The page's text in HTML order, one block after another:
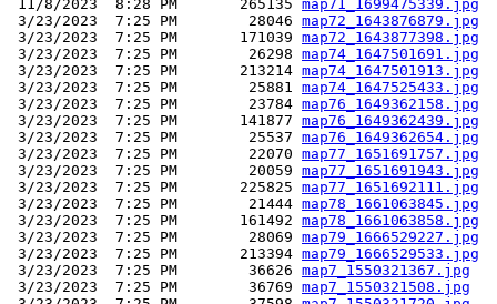
11/8/2023  8:28 PM       265135 map71_1699475339.jpg
3/23/2023  7:25 PM        28046 map72_1643876879.jpg
3/23/2023  7:25 PM       171039 map72_1643877398.jpg
3/23/2023  7:25 PM        26298 map74_1647501691.jpg
3/23/2023  7:25 PM       213214 map74_1647501913.jpg
3/23/2023  7:25 PM        25881 map74_1647525433.jpg
3/23/2023  7:25 PM        23784 map76_1649362158.jpg
3/23/2023  7:25 PM       141877 map76_1649362439.jpg
3/23/2023  7:25 PM        25537 map76_1649362654.jpg
3/23/2023  7:25 PM        22070 map77_1651691757.jpg
3/23/2023  7:25 PM        20059 map77_1651691943.jpg
3/23/2023  7:25 PM       225825 map77_1651692111.jpg
3/23/2023  7:25 PM        21444 map78_1661063845.jpg
3/23/2023  7:25 PM       161492 map78_1661063858.jpg
3/23/2023  7:25 PM        28069 map79_1666529227.jpg
3/23/2023  7:25 PM       213394 map79_1666529533.jpg
3/23/2023  7:25 PM        36626 map7_1550321367.jpg
3/23/2023  7:25 PM        36769 map7_1550321508.jpg